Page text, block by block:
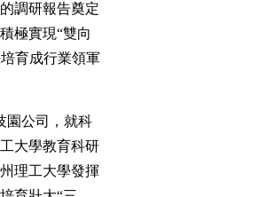
調研報告奠定
極實現“雙向
育成行業領軍
園公司，就科
大學教育科研
理工大學發揮